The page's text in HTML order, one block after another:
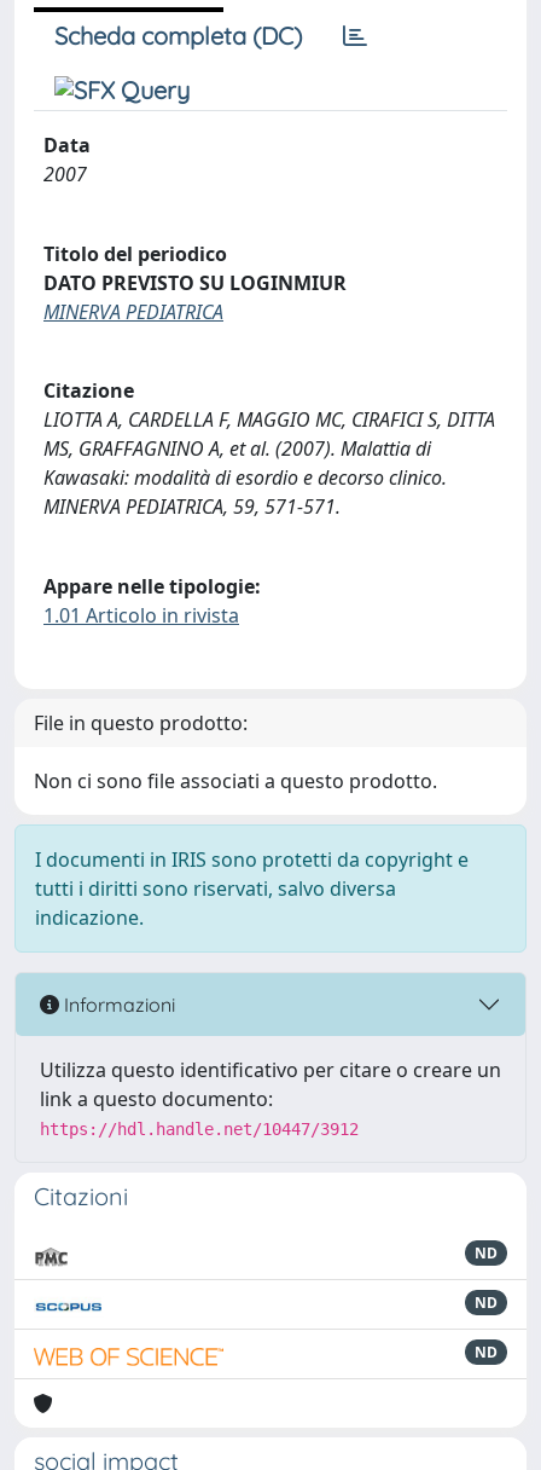
Scheda completa (DC)
Data
2007
Titolo del periodico
DATO PREVISTO SU LOGINMIUR
MINERVA PEDIATRICA
Citazione
LIOTTA A, CARDELLA F, MAGGIO MC, CIRAFICI S, DITTA
MS, GRAFFAGNINO A, et al. (2007). Malattia di
Kawasaki: modalità di esordio e decorso clinico.
MINERVA PEDIATRICA, 59, 571-571.
Appare nelle tipologie:
1.01 Articolo in rivista
File in questo prodotto:
Non ci sono file associati a questo prodotto.
I documenti in IRIS sono protetti da copyright e
tutti i diritti sono riservati, salvo diversa
indicazione.
Informazioni
Utilizza questo identificativo per citare o creare un
link a questo documento:
https://hdl.handle.net/10447/3912
Citazioni
ND
ND
ND
social impact